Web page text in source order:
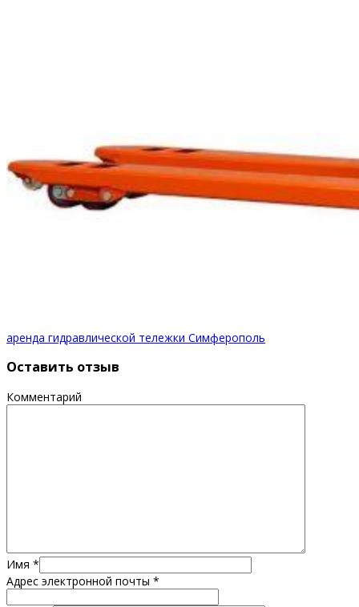
аренда гидравлической тележки Симферополь
Оставить отзыв
Комментарий
Имя *
Адрес электронной почты *